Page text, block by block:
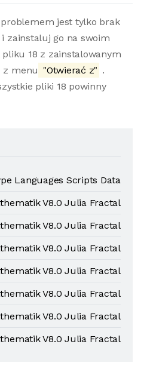
jest tylko brak
zainstaluj go na swoim
18 z zainstalowanym
z menu "Otwierać z" .
pliki 18 powinny
Languages Scripts Data
V8.0 Julia Fractal
V8.0 Julia Fractal
V8.0 Julia Fractal
V8.0 Julia Fractal
V8.0 Julia Fractal
V8.0 Julia Fractal
V8.0 Julia Fractal